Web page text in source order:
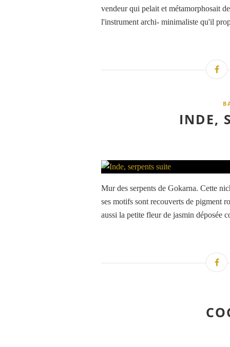
vendeur qui pelait et métamorphosait
l'instrument archi- minimaliste qu'il
INDE,
Mur des serpents de Gokarna. Cette
ses motifs sont recouverts de pigment
aussi la petite fleur de jasmin déposée